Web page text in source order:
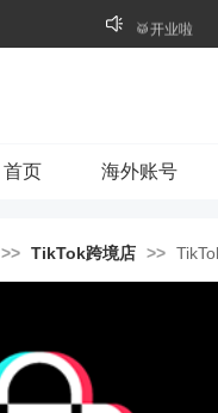
⭐好礼不断
首页 海外账号
>> TikTok跨境店 >>